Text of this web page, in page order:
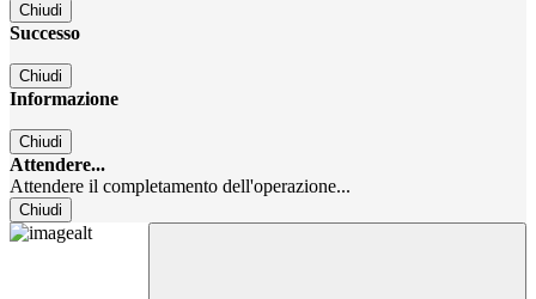
Chiudi
Successo
Chiudi
Informazione
Chiudi
Attendere...
Attendere il completamento dell'operazione...
Chiudi